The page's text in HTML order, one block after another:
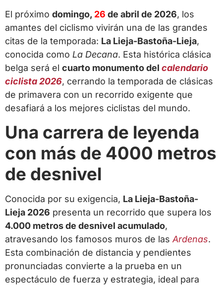
El próximo domingo, 26 de abril de 2026, los
amantes del ciclismo vivirán una de las grandes
citas de la temporada: La Lieja-Bastoña-Lieja,
conocida como La Decana. Esta histórica clásica
belga será el cuarto monumento del calendario
ciclista 2026, cerrando la temporada de clásicas
de primavera con un recorrido exigente que
desafiará a los mejores ciclistas del mundo.
Una carrera de leyenda
con más de 4000 metros
de desnivel
Conocida por su exigencia, La Lieja-Bastoña-
Lieja 2026 presenta un recorrido que supera los
4.000 metros de desnivel acumulado,
atravesando los famosos muros de las Ardenas.
Esta combinación de distancia y pendientes
pronunciadas convierte a la prueba en un
espectáculo de fuerza y estrategia, ideal para